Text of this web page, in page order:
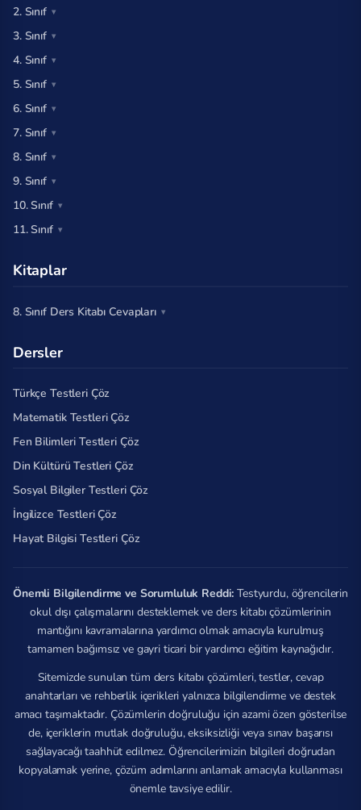
2. Sınıf
3. Sınıf
4. Sınıf
5. Sınıf
6. Sınıf
7. Sınıf
8. Sınıf
9. Sınıf
10. Sınıf
11. Sınıf
Kitaplar
8. Sınıf Ders Kitabı Cevapları
Dersler
Türkçe Testleri Çöz
Matematik Testleri Çöz
Fen Bilimleri Testleri Çöz
Din Kültürü Testleri Çöz
Sosyal Bilgiler Testleri Çöz
İngilizce Testleri Çöz
Hayat Bilgisi Testleri Çöz
Önemli Bilgilendirme ve Sorumluluk Reddi: Testyurdu, öğrencilerin
okul dışı çalışmalarını desteklemek ve ders kitabı çözümlerinin
mantığını kavramalarına yardımcı olmak amacıyla kurulmuş
tamamen bağımsız ve gayri ticari bir yardımcı eğitim kaynağıdır.
Sitemizde sunulan tüm ders kitabı çözümleri, testler, cevap
anahtarları ve rehberlik içerikleri yalnızca bilgilendirme ve destek
amacı taşımaktadır. Çözümlerin doğruluğu için azami özen gösterilse
de, içeriklerin mutlak doğruluğu, eksiksizliği veya sınav başarısı
sağlayacağı taahhüt edilmez. Öğrencilerimizin bilgileri doğrudan
kopyalamak yerine, çözüm adımlarını anlamak amacıyla kullanması
önemle tavsiye edilir.